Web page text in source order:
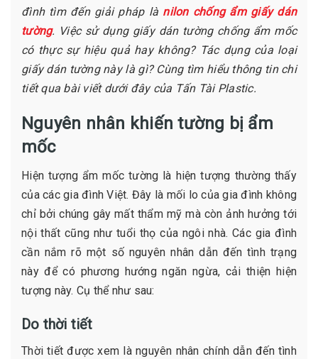
đình tìm đến giải pháp là nilon chống ẩm giấy dán
tường. Việc sử dụng giấy dán tường chống ẩm mốc
có thực sự hiệu quả hay không? Tác dụng của loại
giấy dán tường này là gì? Cùng tìm hiểu thông tin chi
tiết qua bài viết dưới đây của Tấn Tài Plastic.
Nguyên nhân khiến tường bị ẩm
mốc
Hiện tượng ẩm mốc tường là hiện tượng thường thấy
của các gia đình Việt. Đây là mối lo của gia đình không
chỉ bởi chúng gây mất thẩm mỹ mà còn ảnh hưởng tới
nội thất cũng như tuổi thọ của ngôi nhà. Các gia đình
cần nắm rõ một số nguyên nhân dẫn đến tình trạng
này để có phương hướng ngăn ngừa, cải thiện hiện
tượng này. Cụ thể như sau:
Do thời tiết
Thời tiết được xem là nguyên nhân chính dẫn đến tình